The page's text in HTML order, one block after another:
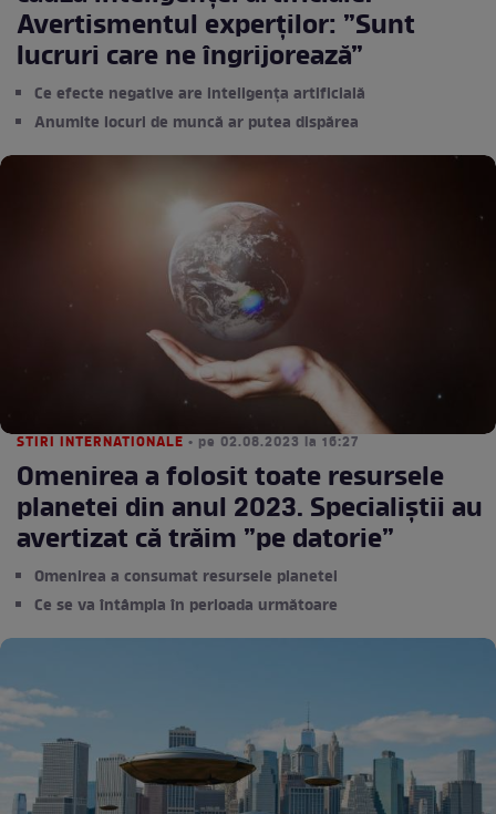
Avertismentul experților: ”Sunt
lucruri care ne îngrijorează”
Ce efecte negative are inteligența artificială
Anumite locuri de muncă ar putea dispărea
STIRI INTERNATIONALE • pe 02.08.2023 la 16:27
Omenirea a folosit toate resursele
planetei din anul 2023. Specialiștii au
avertizat că trăim ”pe datorie”
Omenirea a consumat resursele planetei
Ce se va întâmpla în perioada următoare